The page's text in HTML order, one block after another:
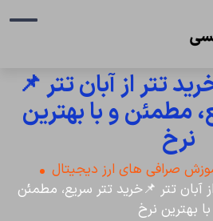
تتر از آبان تتر 📌
مطمئن و با بهترین
نرخ
صرافی های ارز دیجیتال
آبان تتر 📌خرید تتر سریع، مطمئن
بهترین نرخ